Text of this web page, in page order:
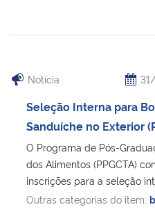
Notícia
Seleção Interna para
Sanduíche no Exterior
O Programa de Pós-
dos Alimentos (PPGCTA)
inscrições para a seleção
Outras categorias do item: